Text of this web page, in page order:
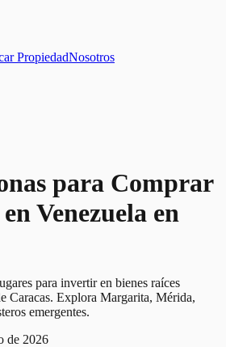
PropiedadNosotros
para Comprar
Venezuela en
para invertir en bienes raíces
Caracas. Explora Margarita, Mérida,
emergentes.
de 2026